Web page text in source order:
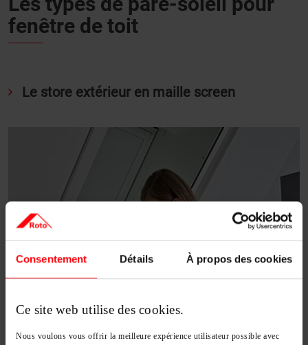
Consentement Détails À propos des cookies
Ce site web utilise des cookies.
Nous voulons vous offrir la meilleure expérience utilisateur possible avec
fenêtre de toit
Le store extérieur en maille screen